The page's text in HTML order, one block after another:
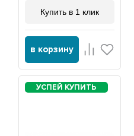
Купить в 1 клик
в корзину